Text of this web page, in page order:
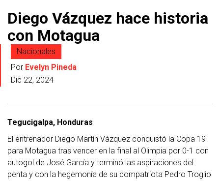
Diego Vázquez hace historia
con Motagua
Nacionales
Por Evelyn Pineda
Dic 22, 2024
Tegucigalpa, Honduras
El entrenador Diego Martín Vázquez conquistó la Copa 19
para Motagua tras vencer en la final al Olimpia por 0-1 con
autogol de José García y terminó las aspiraciones del
penta y con la hegemonía de su compatriota Pedro Troglio